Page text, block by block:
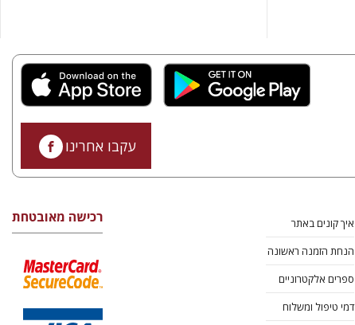
עקבו אחרינו
איך קונים באתר
הנחת הזמנה ראשונה
ספרים אלקטרוניים
דמי טיפול ומשלוח
רכישה מאובטחת